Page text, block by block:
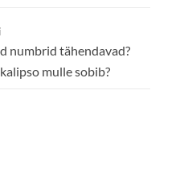
numbrid tähendavad?
mulle sobib?